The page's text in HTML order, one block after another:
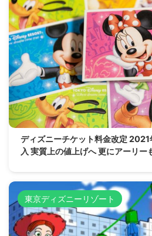
ディズニーチケット料金改定
入 実質上の値上げへ 更にアーリー
東京ディズニーリゾート